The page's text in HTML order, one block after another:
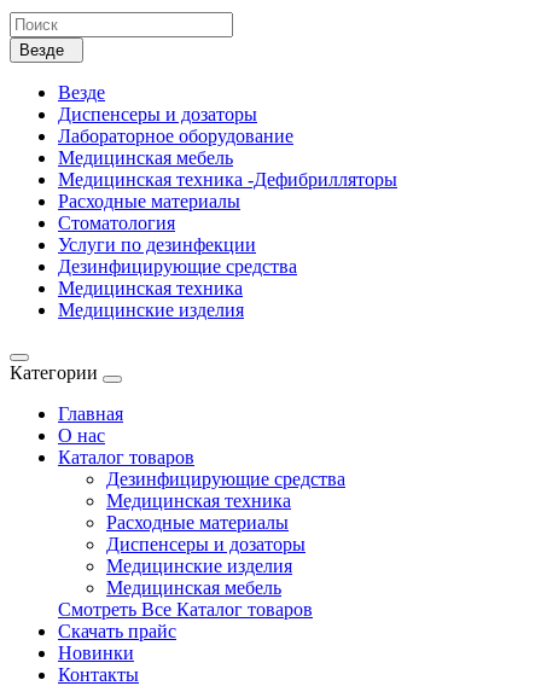
Везде
Везде
Диспенсеры и дозаторы
Лабораторное оборудование
Медицинская мебель
Медицинская техника -Дефибрилляторы
Расходные материалы
Стоматология
Услуги по дезинфекции
Дезинфицирующие средства
Медицинская техника
Медицинские изделия
Категории
Главная
О нас
Каталог товаров
Дезинфицирующие средства
Медицинская техника
Расходные материалы
Диспенсеры и дозаторы
Медицинские изделия
Медицинская мебель
Смотреть Все Каталог товаров
Скачать прайс
Новинки
Контакты